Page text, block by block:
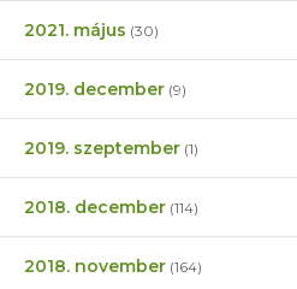
2021. május (30)
2019. december (9)
2019. szeptember (1)
2018. december (114)
2018. november (164)